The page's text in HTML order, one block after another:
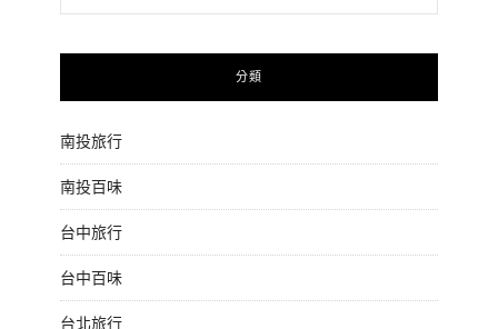
分類
南投旅行
南投百味
台中旅行
台中百味
台北旅行